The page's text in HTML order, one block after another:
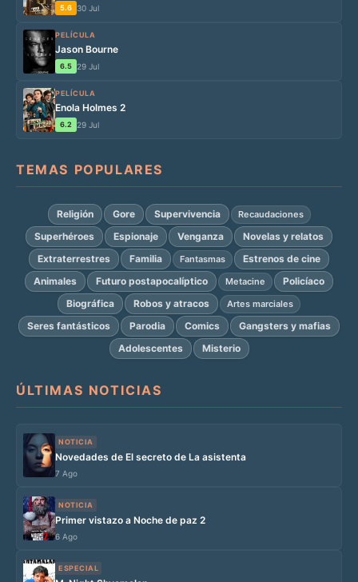
5.6 30 Jul
PELÍCULA
Jason Bourne
6.5 29 Jul
PELÍCULA
Enola Holmes 2
6.2 29 Jul
TEMAS POPULARES
Religión Gore Supervivencia Recaudaciones
Superhéroes Espionaje Venganza
Novelas y relatos
Extraterrestres
Familia Fantasmas
Estrenos de cine
Animales
Futuro postapocalíptico Metacine
Policíaco
Biográfica
Robos y atracos Artes marciales
Seres fantásticos Parodia Comics
Gangsters y mafias
Adolescentes
Misterio
ÚLTIMAS NOTICIAS
NOTICIA
Novedades de El secreto de La asistenta
7 Ago
NOTICIA
Primer vistazo a Noche de paz 2
6 Ago
ESPECIAL